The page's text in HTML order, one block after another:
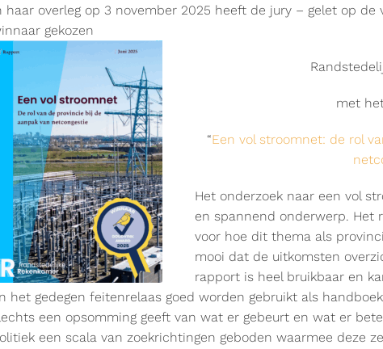
haar overleg op 3 november 2025 heeft de jury – gelet op
gekozen
met
“Een vol stroomnet: de rol
Het onderzoek naar een vol
en spannend onderwerp. Het
voor hoe dit thema als
mooi dat de uitkomsten
rapport is heel bruikbaar en
het gedegen feitenrelaas goed worden gebruikt als
een opsomming geeft van wat er gebeurt en wat er
een scala van zoekrichtingen geboden waarmee deze